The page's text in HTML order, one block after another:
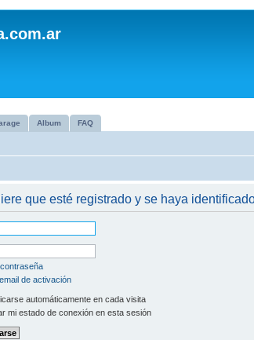
Album FAQ
que esté registrado y se haya
de activación
automáticamente en cada visita
mi estado de conexión en esta sesión